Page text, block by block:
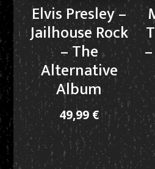
Elvis Presley –
Jailhouse Rock
– The
Alternative
Album
49,99€